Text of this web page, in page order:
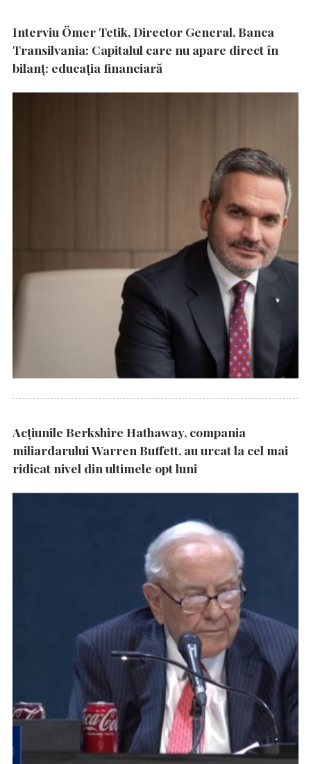
Interviu Ömer Tetik, Director General, Banca
Transilvania: Capitalul care nu apare direct în
bilanț: educația financiară
Acțiunile Berkshire Hathaway, compania
miliardarului Warren Buffett, au urcat la cel mai
ridicat nivel din ultimele opt luni